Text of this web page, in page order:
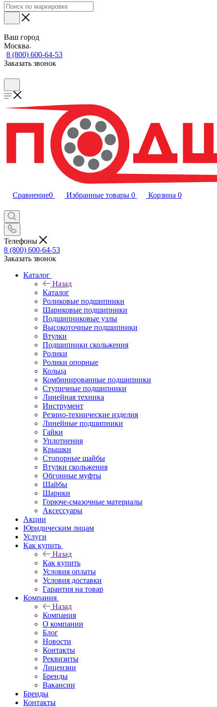
Ваш город
Москва
8 (800) 600-64-53
Заказать звонок
Сравнение0 Избранные товары 0 Корзина 0
Телефоны
8 (800) 600-64-53
Заказать звонок
Каталог
Назад
Каталог
Роликовые подшипники
Шариковые подшипники
Подшипниковые узлы
Высокоточные подшипники
Втулки
Подшипники скольжения
Ролики
Ролики опорные
Кольца
Комбинированные подшипники
Ступичные подшипники
Линейная техника
Инструмент
Резино-технические изделия
Линейные подшипники
Гайки
Уплотнения
Крышки
Стопорные шайбы
Втулки скольжения
Обгонные муфты
Шайбы
Шарики
Горюче-смазочные материалы
Аксессуары
Акции
Юридическим лицам
Услуги
Как купить
Назад
Как купить
Условия оплаты
Условия доставки
Гарантия на товар
Компания
Назад
Компания
О компании
Блог
Новости
Контакты
Реквизиты
Лицензии
Бренды
Вакансии
Бренды
Контакты